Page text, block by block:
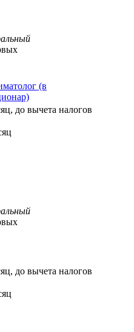
(в
до вычета налогов
до вычета налогов